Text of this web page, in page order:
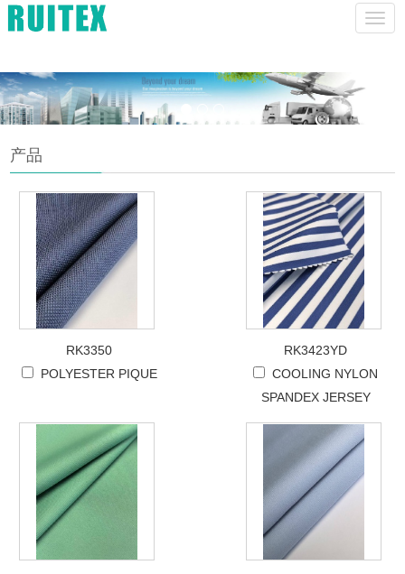
lucas@szhruitex.com ENGLISH
菜
单
产品
RK3350
POLYESTER PIQUE
RK3423YD
COOLING NYLON
SPANDEX JERSEY